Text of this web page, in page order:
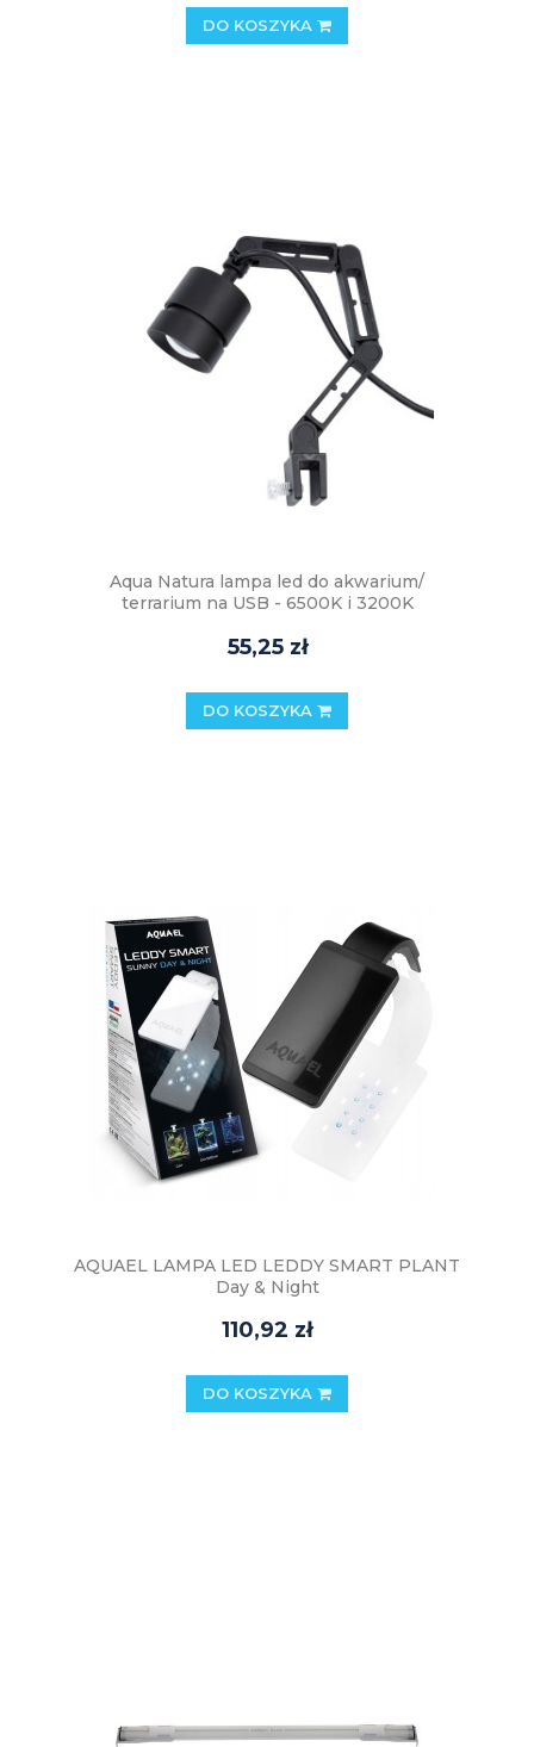
DO KOSZYKA
Aqua Natura lampa led do akwarium/
terrarium na USB - 6500K i 3200K
55,25 zł
DO KOSZYKA
AQUAEL LAMPA LED LEDDY SMART PLANT
Day & Night
110,92 zł
DO KOSZYKA